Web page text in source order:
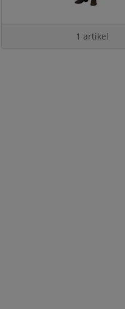
1 artikel